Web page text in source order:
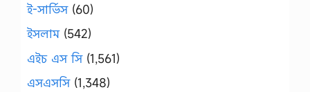
ই-সার্ভিস(60)
ইসলাম(542)
এইচ এস সি(1,561)
এসএসসি(1,348)